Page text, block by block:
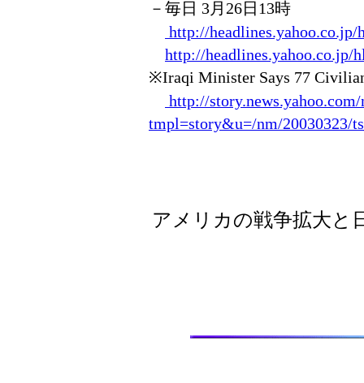
－毎日 3月26日13時
http://
http://headlines.yahoo.co.jp/
※Iraqi Minister Says 77
http://story.news.yahoo.com/
tmpl=story&u=/nm/20030323/
アメリカの戦争拡大と